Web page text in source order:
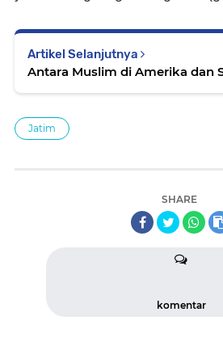
Artikel Selanjutnya
Antara Muslim di Amerika dan
Jatim
SHARE
komentar